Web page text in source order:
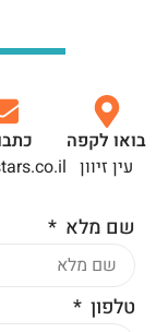
בואו לקפה
עין זיוון
שם מלא
טלפון